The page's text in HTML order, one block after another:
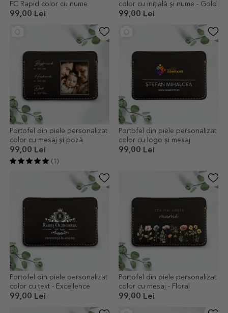
FC Rapid color cu nume
99,00 Lei
color cu inițială și nume - Gold
99,00 Lei
Portofel din piele personalizat
color cu mesaj și poză
99,00 Lei
(1)
Portofel din piele personalizat
color cu logo și mesaj
99,00 Lei
Portofel din piele personalizat
color cu text - Excellence
99,00 Lei
Portofel din piele personalizat
color cu mesaj - Floral
99,00 Lei